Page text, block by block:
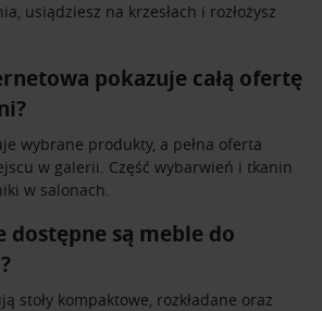
usiądziesz na krzesłach i rozłożysz
pokazuje całą ofertę
wybrane produkty, a pełna oferta
w galerii. Część wybarwień i tkanin
w salonach.
dostępne są meble do
stoły kompaktowe, rozkładane oraz